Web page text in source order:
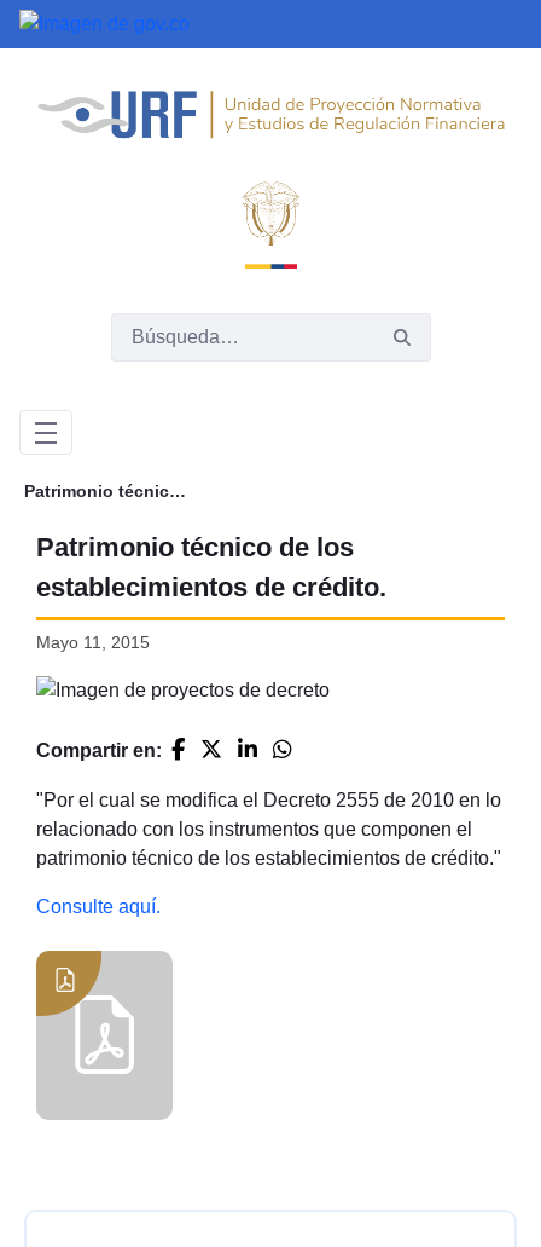
Saltar al contenido principal
Patrimonio técnico de los establecimientos de crédito.
Patrimonio técnico de los
establecimientos de crédito.
Mayo 11, 2015
Compartir en:
"Por el cual se modifica el Decreto 2555 de 2010 en lo
relacionado con los instrumentos que componen el
patrimonio técnico de los establecimientos de crédito."
Consulte aquí.